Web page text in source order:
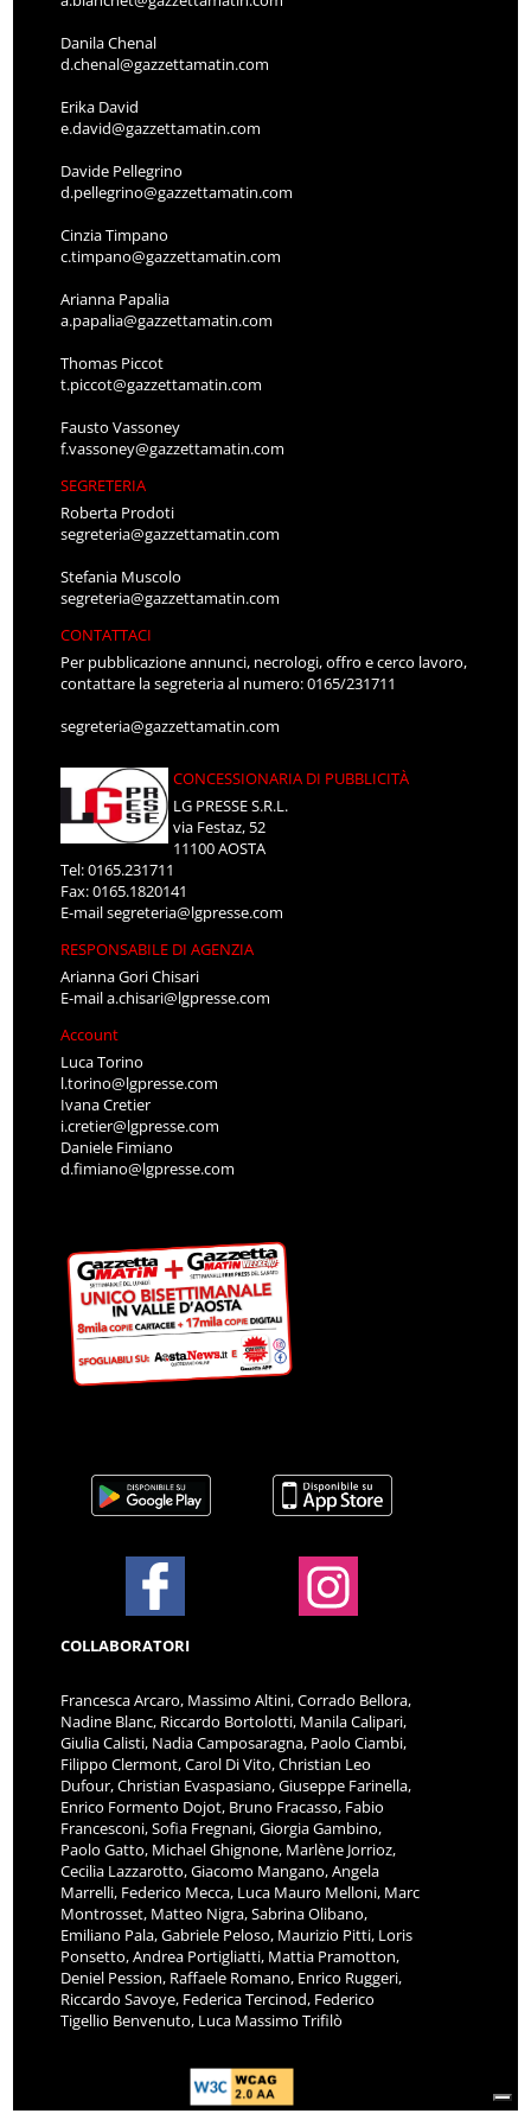
Danila Chenal
d.chenal@gazzettamatin.com
Erika David
e.david@gazzettamatin.com
Davide Pellegrino
d.pellegrino@gazzettamatin.com
Cinzia Timpano
c.timpano@gazzettamatin.com
Arianna Papalia
a.papalia@gazzettamatin.com
Thomas Piccot
t.piccot@gazzettamatin.com
Fausto Vassoney
f.vassoney@gazzettamatin.com
SEGRETERIA
Roberta Prodoti
segreteria@gazzettamatin.com
Stefania Muscolo
segreteria@gazzettamatin.com
CONTATTACI
Per pubblicazione annunci, necrologi, offro e cerco lavoro,
contattare la segreteria al numero: 0165/231711
segreteria@gazzettamatin.com
CONCESSIONARIA DI PUBBLICITÀ
LG PRESSE S.R.L.
via Festaz, 52
11100 AOSTA
Tel: 0165.231711
Fax: 0165.1820141
E-mailsegreteria@lgpresse.com
RESPONSABILE DI AGENZIA
Arianna Gori Chisari
E-maila.chisari@lgpresse.com
Account
Luca Torino
l.torino@lgpresse.com
Ivana Cretier
i.cretier@lgpresse.com
Daniele Fimiano
d.fimiano@lgpresse.com
COLLABORATORI
Francesca Arcaro, Massimo Altini, Corrado Bellora,
Nadine Blanc, Riccardo Bortolotti, Manila Calipari,
Giulia Calisti, Nadia Camposaragna, Paolo Ciambi,
Filippo Clermont, Carol Di Vito, Christian Leo
Dufour, Christian Evaspasiano, Giuseppe Farinella,
Enrico Formento Dojot, Bruno Fracasso, Fabio
Francesconi, Sofia Fregnani, Giorgia Gambino,
Paolo Gatto, Michael Ghignone, Marlène Jorrioz,
Cecilia Lazzarotto, Giacomo Mangano, Angela
Marrelli, Federico Mecca, Luca Mauro Melloni, Marc
Montrosset, Matteo Nigra, Sabrina Olibano,
Emiliano Pala, Gabriele Peloso, Maurizio Pitti, Loris
Ponsetto, Andrea Portigliatti, Mattia Pramotton,
Deniel Pession, Raffaele Romano, Enrico Ruggeri,
Riccardo Savoye, Federica Tercinod, Federico
Tigellio Benvenuto, Luca Massimo Trifilò